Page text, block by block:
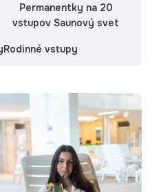
Permanentky na 20
vstupov Saunový svet
Rodinné vstupy